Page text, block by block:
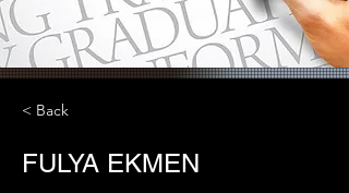
< Back
FULYA EKMEN